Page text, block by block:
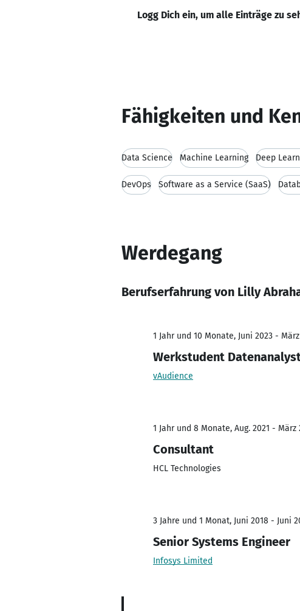
Logg Dich ein, um alle Einträge zu
Fähigkeiten und
Data Science Machine Learning Deep
DevOps Software as a Service (SaaS)
Werdegang
Berufserfahrung von Lilly
1 Jahr und 10 Monate, Juni 2023 -
Werkstudent
vAudience
1 Jahr und 8 Monate, Aug. 2021 - März
Consultant
HCL Technologies
3 Jahre und 1 Monat, Juni 2018 - Juni
Senior Systems Engineer
Infosys Limited